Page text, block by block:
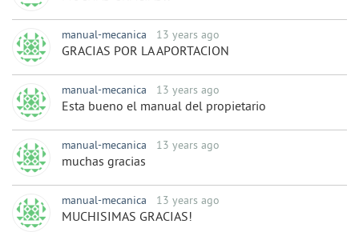
manual-mecanica 13 years ago
GRACIAS POR LA APORTACION
manual-mecanica 13 years ago
Esta bueno el manual del propietario
manual-mecanica 13 years ago
muchas gracias
manual-mecanica 13 years ago
MUCHISIMAS GRACIAS!